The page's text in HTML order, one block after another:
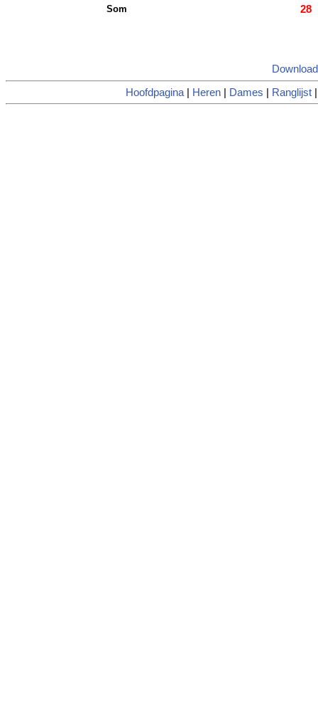
Som 28
Hoofdpagina| Heren| Dames Ranglijst